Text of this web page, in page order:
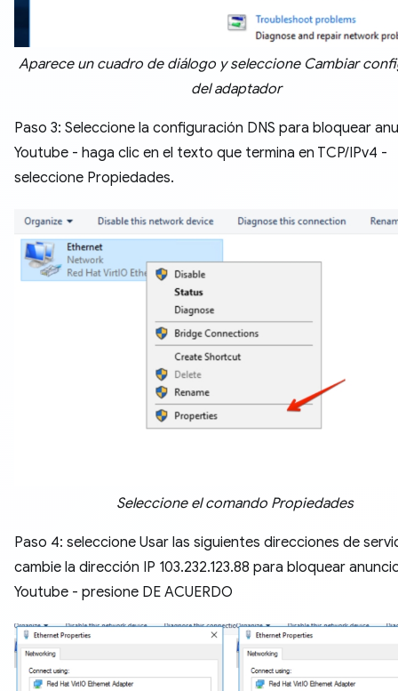
Aparece un cuadro de diálogo y seleccione Cambiar
del adaptador
Paso 3: Seleccione la configuración DNS para bloquear
Youtube - haga clic en el texto que termina en TCP/IPv4 -
seleccione Propiedades.
Seleccione el comando Propiedades
Paso 4: seleccione Usar las siguientes direcciones de
cambie la dirección IP 103.232.123.88 para bloquear
Youtube - presione DE ACUERDO